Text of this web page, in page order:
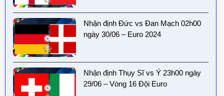
Nhận định Đức vs Đan Mạch 02h00
ngày 30/06 – Euro 2024
Nhận định Thụy Sĩ vs Ý 23h00 ngày
29/06 – Vòng 16 Đội Euro